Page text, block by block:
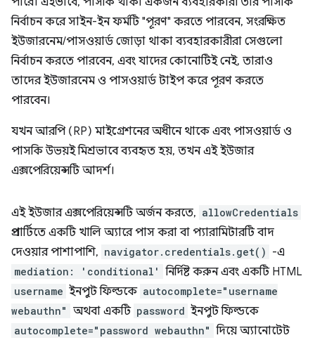
নির্বাচন করে সাইন-ইন ফর্মটি "পূরণ" করতে পারবেন, সংরক্ষিত
ইউজারনেম/পাসওয়ার্ড জোড়া থাকা ব্যবহারকারীরা সেগুলো
নির্বাচন করতে পারবেন, এবং যাদের কোনোটিই নেই, তারাও
তাদের ইউজারনেম ও পাসওয়ার্ড টাইপ করে পূরণ করতে
পারবেন।
যখন আরপি (RP) মাইগ্রেশনের অধীনে থাকে এবং পাসওয়ার্ড ও
পাসকি উভয়ই মিশ্রভাবে ব্যবহৃত হয়, তখন এই ইউজার
এক্সপেরিয়েন্সটি আদর্শ।
এই ইউজার এক্সপেরিয়েন্সটি অর্জন করতে, allowCredentials
প্রপার্টিতে একটি খালি অ্যারে পাস করা বা প্যারামিটারটি বাদ
দেওয়ার পাশাপাশি, navigator.credentials.get() -এ
mediation: 'conditional' নির্দিষ্ট করুন এবং একটি HTML
username ইনপুট ফিল্ডকে autocomplete="username
webauthn" অথবা একটি password ইনপুট ফিল্ডকে
autocomplete="password webauthn" দিয়ে অ্যানোটেট